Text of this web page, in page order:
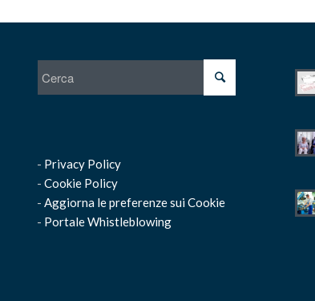
- Privacy Policy
-Cookie Policy
-Aggiorna le preferenze sui Cookie
- Portale Whistleblowing